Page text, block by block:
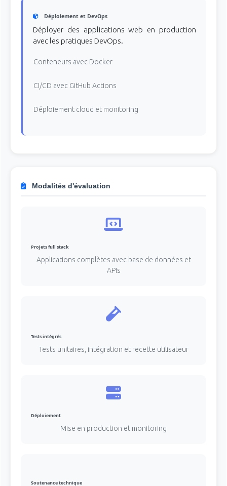
Déploiement et DevOps
Déployer des applications web en production
avec les pratiques DevOps.
Conteneurs avec Docker
CI/CD avec GitHub Actions
Déploiement cloud et monitoring
Modalités d'évaluation
Projets full stack
Applications complètes avec base de données et
APIs
Tests intégrés
Tests unitaires, intégration et recette utilisateur
Déploiement
Mise en production et monitoring
Soutenance technique